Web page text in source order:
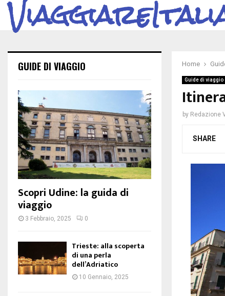
Home
Guide di viaggio
by Redazione
SHARE
GUIDE DI VIAGGIO
Scopri Udine: la guida di
viaggio
3 Febbraio, 2025 0
Trieste: alla scoperta
di una perla
dell’Adriatico
10 Gennaio, 2025